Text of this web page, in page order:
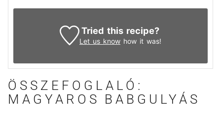
Tried this recipe?
Let us know how it was!
ÖSSZEFOGLALÓ:
MAGYAROS BABGULYÁS